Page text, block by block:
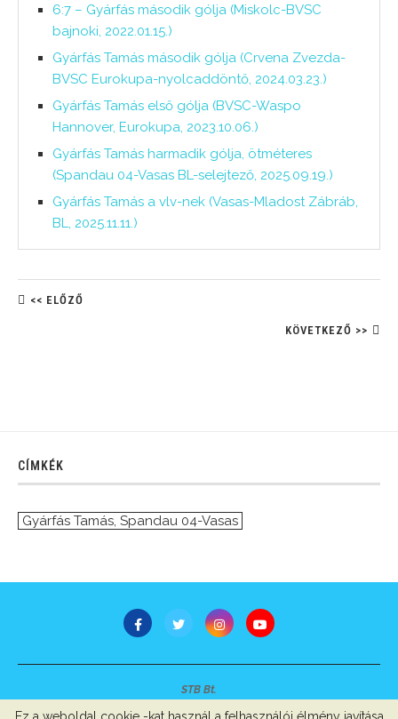
6:7 – Gyárfás második gólja (Miskolc-BVSC
bajnoki, 2022.01.15.)
Gyárfás Tamás második gólja (Crvena Zvezda-
BVSC Eurokupa-nyolcaddöntő, 2024.03.23.)
Gyárfás Tamás első gólja (BVSC-Waspo
Hannover, Eurokupa, 2023.10.06.)
Gyárfás Tamás harmadik gólja, ötméteres
(Spandau 04-Vasas BL-selejtező, 2025.09.19.)
Gyárfás Tamás a vlv-nek (Vasas-Mladost Zábráb,
BL, 2025.11.11.)
<< ELŐZŐ
KÖVETKEZŐ >>
CÍMKÉK
Gyárfás Tamás Spandau 04-Vasas
STB Bt.
Minden jog fenntartva © 2007-2022